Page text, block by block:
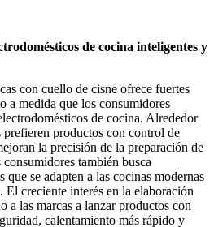
de cocina inteligentes y
con cuello de cisne ofrece fuertes
a medida que los consumidores
de cocina. Alrededor
productos con control de
la precisión de la preparación de
también busca
que se adapten a las cocinas modernas
El creciente interés en la elaboración
a las marcas a lanzar productos con
calentamiento más rápido y